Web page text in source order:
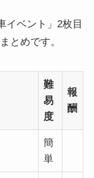
イベント」2枚目
とめです。
難
易
度
報
酬
簡
単